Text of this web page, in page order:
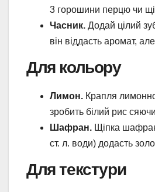
3 горошини перцю чи
Часник. Додай цілий
він віддасть аромат,
Для кольору
Лимон. Крапля
зробить білий рис
Шафран. Щіпка
ст. л. води) додасть
Для текстури